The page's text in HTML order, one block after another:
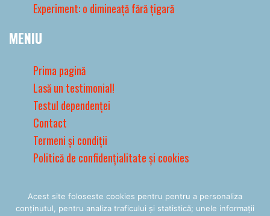
Experiment: o dimineață fără țigară
MENIU
Prima pagină
Lasă un testimonial!
Testul dependenței
Contact
Termeni și condiții
Politică de confidențialitate și cookies
Acest site foloseste cookies pentru pentru a personaliza
conținutul, pentru analiza traficului și statistică; unele informații